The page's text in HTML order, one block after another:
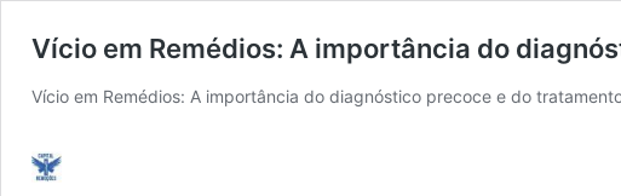
Vício em Remédios: A importância do
Vício em Remédios: A importância do diagnóstico precoce e do